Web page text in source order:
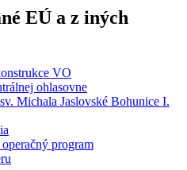
EÚ a z iných